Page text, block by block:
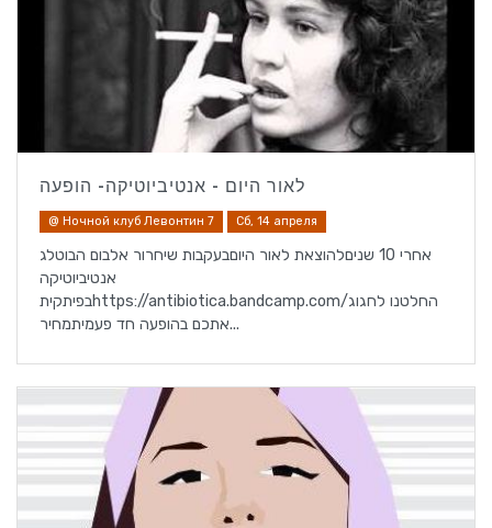
לאור היום - אנטיביוטיקה- הופעה
@ Ночной клуб Левонтин 7 Сб, 14 апреля
אחרי 10 שניםלהוצאת לאור היוםבעקבות שיחרור אלבום הבוטלג
אנטיביוטיקה
בפיתקיתhttps://antibiotica.bandcamp.com/החלטנו לחגוג
אתכם בהופעה חד פעמיתמחיר...